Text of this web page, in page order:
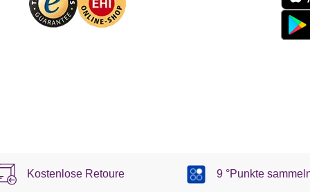
Kostenlose Retoure 9 °Punkte